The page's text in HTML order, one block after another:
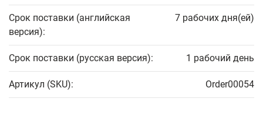
Срок поставки (английская
версия):
7 рабочих дня(ей)
Срок поставки (русская версия): 1 рабочий день
Артикул (SKU): Order00054